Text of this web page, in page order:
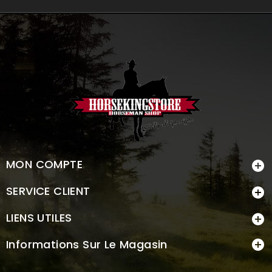
MON COMPTE 
SERVICE CLIENT 
LIENS UTILES 
Informations Sur Le Magasin 